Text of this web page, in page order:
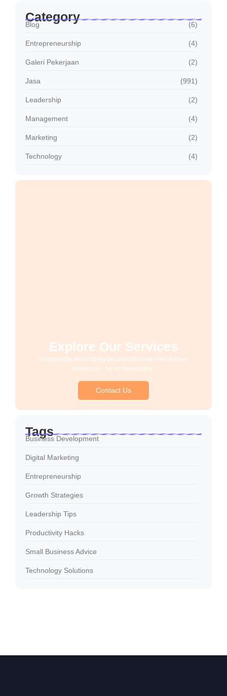
Category
Blog (6)
Entrepreneurship (4)
Galeri Pekerjaan (2)
Jasa (991)
Leadership (2)
Management (4)
Marketing (2)
Technology (4)
Explore Our Services
Reasonable estimating be alteration we themselves
entreaties me of reasonably.
Contact Us
Tags
Business Development
Digital Marketing
Entrepreneurship
Growth Strategies
Leadership Tips
Productivity Hacks
Small Business Advice
Technology Solutions